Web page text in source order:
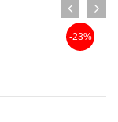
-23%